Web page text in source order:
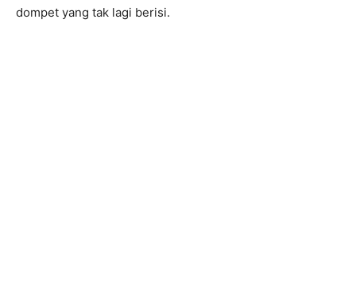
dompet yang tak lagi berisi.